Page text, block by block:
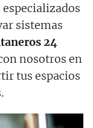
sistemas
24
nosotros en
tus espacios